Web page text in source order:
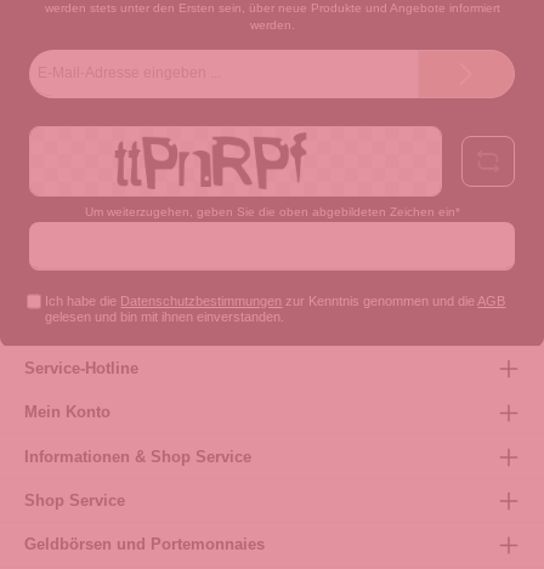
werden stets unter den Ersten sein, über neue Produkte und Angebote informiert
werden.
Um weiterzugehen, geben Sie die oben abgebildeten Zeichen ein*
Ich habe die Datenschutzbestimmungen zur Kenntnis genommen und die AGB
gelesen und bin mit ihnen einverstanden.
Service-Hotline
Mein Konto
Informationen & Shop Service
Shop Service
Geldbörsen und Portemonnaies